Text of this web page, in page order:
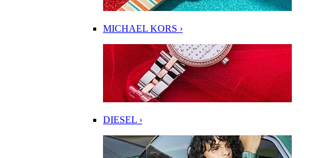
MICHAEL KORS ›
DIESEL ›